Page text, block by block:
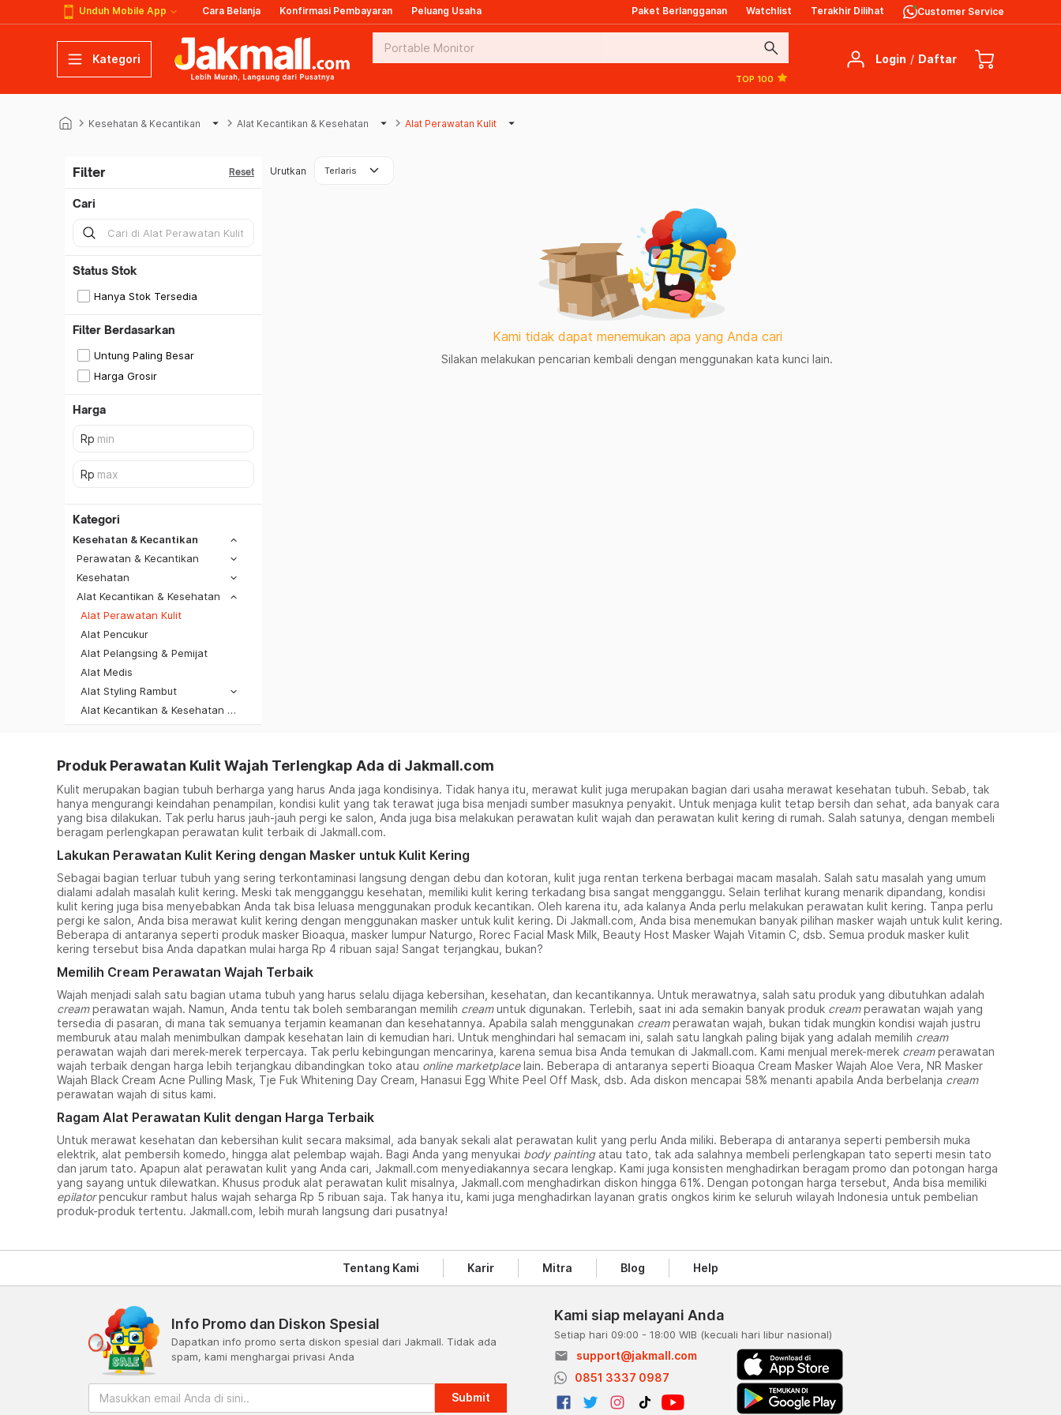
Unduh Mobile App Cara Belanja Konfirmasi Pembayaran Peluang Usaha Paket Berlangganan Watchlist Terakhir Dilihat Customer Service
Kategori search
TOP 100
Login / Daftar
keyboard_arrow_right Kesehatan & Kecantikan arrow_drop_down keyboard_arrow_right Alat Kecantikan & Kesehatan arrow_drop_down keyboard_arrow_right Alat Perawatan Kulit arrow_drop_down
Filter Reset
Cari
Status Stok
Hanya Stok Tersedia
Filter Berdasarkan
Untung Paling Besar
Harga Grosir
Harga
Kategori
Kesehatan & Kecantikan
Perawatan & Kecantikan
Kesehatan
Alat Kecantikan & Kesehatan
Alat Perawatan Kulit
Alat Pencukur
Alat Pelangsing & Pemijat
Alat Medis
Alat Styling Rambut
Alat Kecantikan & Kesehatan Lainnya
Urutkan Terlaris keyboard_arrow_down
Kami tidak dapat menemukan apa yang Anda cari
Silakan melakukan pencarian kembali dengan menggunakan kata kunci lain.
Produk Perawatan Kulit Wajah Terlengkap Ada di Jakmall.com
Kulit merupakan bagian tubuh berharga yang harus Anda jaga kondisinya. Tidak hanya itu, merawat kulit juga merupakan bagian dari usaha merawat kesehatan tubuh. Sebab, tak
hanya mengurangi keindahan penampilan, kondisi kulit yang tak terawat juga bisa menjadi sumber masuknya penyakit. Untuk menjaga kulit tetap bersih dan sehat, ada banyak cara
yang bisa dilakukan. Tak perlu harus jauh-jauh pergi ke salon, Anda juga bisa melakukan perawatan kulit wajah dan perawatan kulit kering di rumah. Salah satunya, dengan membeli
beragam perlengkapan perawatan kulit terbaik di Jakmall.com.
Lakukan Perawatan Kulit Kering dengan Masker untuk Kulit Kering
Sebagai bagian terluar tubuh yang sering terkontaminasi langsung dengan debu dan kotoran, kulit juga rentan terkena berbagai macam masalah. Salah satu masalah yang umum
dialami adalah masalah kulit kering. Meski tak mengganggu kesehatan, memiliki kulit kering terkadang bisa sangat mengganggu. Selain terlihat kurang menarik dipandang, kondisi
kulit kering juga bisa menyebabkan Anda tak bisa leluasa menggunakan produk kecantikan. Oleh karena itu, ada kalanya Anda perlu melakukan perawatan kulit kering. Tanpa perlu
pergi ke salon, Anda bisa merawat kulit kering dengan menggunakan masker untuk kulit kering. Di Jakmall.com, Anda bisa menemukan banyak pilihan masker wajah untuk kulit kering.
Beberapa di antaranya seperti produk masker Bioaqua, masker lumpur Naturgo, Rorec Facial Mask Milk, Beauty Host Masker Wajah Vitamin C, dsb. Semua produk masker kulit
kering tersebut bisa Anda dapatkan mulai harga Rp 4 ribuan saja! Sangat terjangkau, bukan?
Memilih Cream Perawatan Wajah Terbaik
Wajah menjadi salah satu bagian utama tubuh yang harus selalu dijaga kebersihan, kesehatan, dan kecantikannya. Untuk merawatnya, salah satu produk yang dibutuhkan adalah
creamperawatan wajah. Namun, Anda tentu tak boleh sembarangan memilih creamuntuk digunakan. Terlebih, saat ini ada semakin banyak produk creamperawatan wajah yang
tersedia di pasaran, di mana tak semuanya terjamin keamanan dan kesehatannya. Apabila salah menggunakan creamperawatan wajah, bukan tidak mungkin kondisi wajah justru
memburuk atau malah menimbulkan dampak kesehatan lain di kemudian hari. Untuk menghindari hal semacam ini, salah satu langkah paling bijak yang adalah memilih cream
perawatan wajah dari merek-merek terpercaya. Tak perlu kebingungan mencarinya, karena semua bisa Anda temukan di Jakmall.com. Kami menjual merek-merek creamperawatan
wajah terbaik dengan harga lebih terjangkau dibandingkan toko atau online marketplacelain. Beberapa di antaranya seperti Bioaqua Cream Masker Wajah Aloe Vera, NR Masker
Wajah Black Cream Acne Pulling Mask, Tje Fuk Whitening Day Cream, Hanasui Egg White Peel Off Mask, dsb. Ada diskon mencapai 58% menanti apabila Anda berbelanja cream
perawatan wajah di situs kami.
Ragam Alat Perawatan Kulit dengan Harga Terbaik
Untuk merawat kesehatan dan kebersihan kulit secara maksimal, ada banyak sekali alat perawatan kulit yang perlu Anda miliki. Beberapa di antaranya seperti pembersih muka
elektrik, alat pembersih komedo, hingga alat pelembap wajah. Bagi Anda yang menyukai body painting atau tato, tak ada salahnya membeli perlengkapan tato seperti mesin tato
dan jarum tato. Apapun alat perawatan kulit yang Anda cari, Jakmall.com menyediakannya secara lengkap. Kami juga konsisten menghadirkan beragam promo dan potongan harga
yang sayang untuk dilewatkan. Khusus produk alat perawatan kulit misalnya, Jakmall.com menghadirkan diskon hingga 61%. Dengan potongan harga tersebut, Anda bisa memiliki
epilatorpencukur rambut halus wajah seharga Rp 5 ribuan saja. Tak hanya itu, kami juga menghadirkan layanan gratis ongkos kirim ke seluruh wilayah Indonesia untuk pembelian
produk-produk tertentu. Jakmall.com, lebih murah langsung dari pusatnya!
Tentang Kami Karir Mitra Blog Help
Info Promo dan Diskon Spesial
Dapatkan info promo serta diskon spesial dari Jakmall. Tidak ada
spam, kami menghargai privasi Anda
Submit
Kami siap melayani Anda
Setiap hari 09:00 - 18:00 WIB (kecuali hari libur nasional)
email
support@jakmall.com
0851 3337 0987